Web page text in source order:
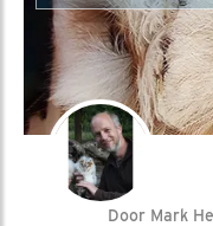
Door Mark